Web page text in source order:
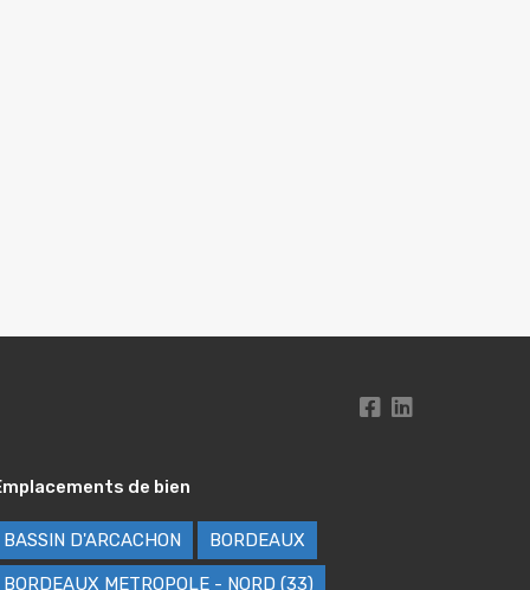
de bien
BASSIN D'ARCACHON BORDEAUX
BORDEAUX METROPOLE - NORD (33)